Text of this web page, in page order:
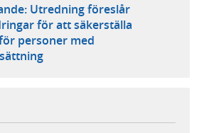
Utredning föreslår
för att säkerställa
personer med